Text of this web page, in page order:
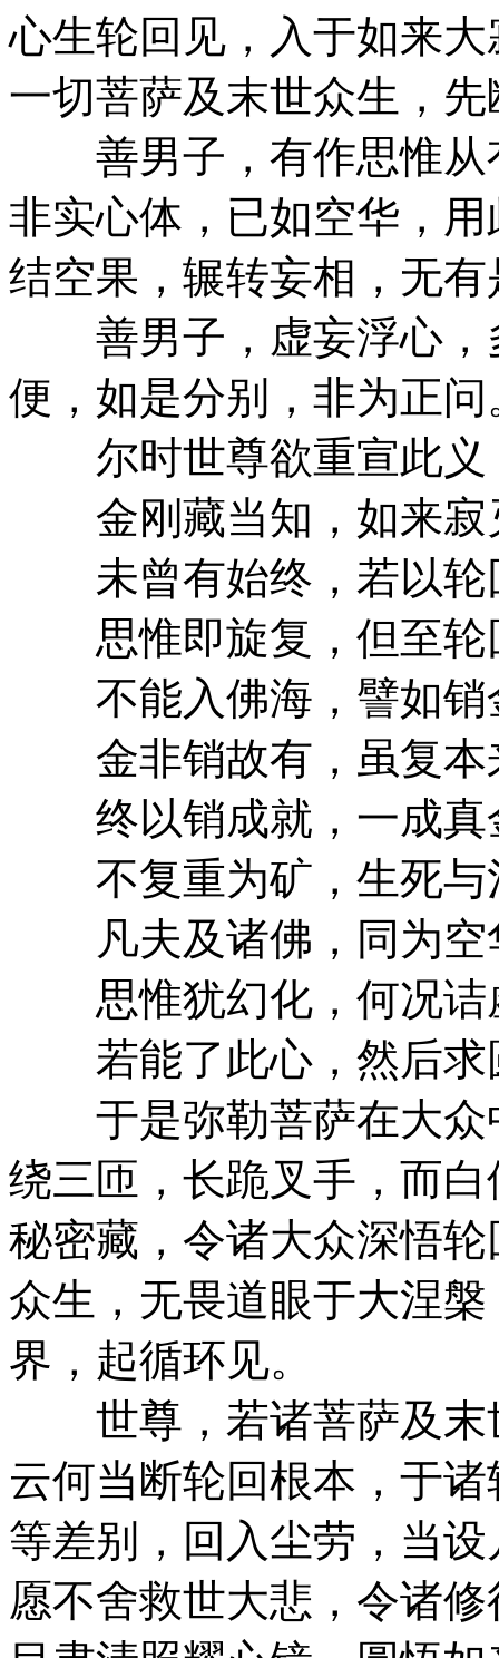
心生轮回见，入于如来
一切菩萨及末世众生，
善男子，有作思惟从
非实心体，已如空华，
结空果，辗转妄相，无有
善男子，虚妄浮心，
便，如是分别，非为正问
尔时世尊欲重宣此义
金刚藏当知，如来寂
未曾有始终，若以轮
思惟即旋复，但至轮
不能入佛海，譬如销
金非销故有，虽复本
终以销成就，一成真
不复重为矿，生死与
凡夫及诸佛，同为空
思惟犹幻化，何况诘
若能了此心，然后求
于是弥勒菩萨在大众
绕三匝，长跪叉手，而
秘密藏，令诸大众深悟
众生，无畏道眼于大涅
界，起循环见。
世尊，若诸菩萨及末
云何当断轮回根本，于
等差别，回入尘劳，当
愿不舍救世大悲，令诸